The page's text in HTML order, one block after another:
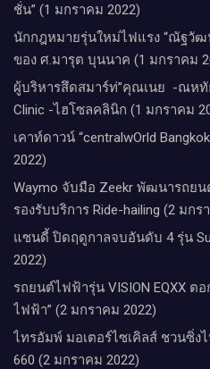
ชั่น” (1 มกราคม 2022)
นักกฎหมายรุ่นใหม่ไฟแรง “ณัฐวัฒ
ของ ศ.มารุต บุนนาค (1 มกราคม
ผู้บริหารสึดสมาร์ท่”คุณเนย -ณหทั
Clinic -ไฮโซลคลินิก (1 มกราคม
เคาท์ดาวน์​ “centralwOrld
2022)
Waymo จับมือ Zeekr พัฒนารถย
รองรับบริการ Ride-hailing (2 มกร
แซนดี้ ปิดฤดูกาลจบอันดับ 4 รุ่น
2022)
รถยนต์ไฟฟ้ารุ่น VISION EQXX ต
ไฟฟ้า” (2 มกราคม 2022)
ไทรอัมพ์ มอเตอร์ไซเคิลส์ ชวนซิ่ง
660 (2 มกราคม 2022)